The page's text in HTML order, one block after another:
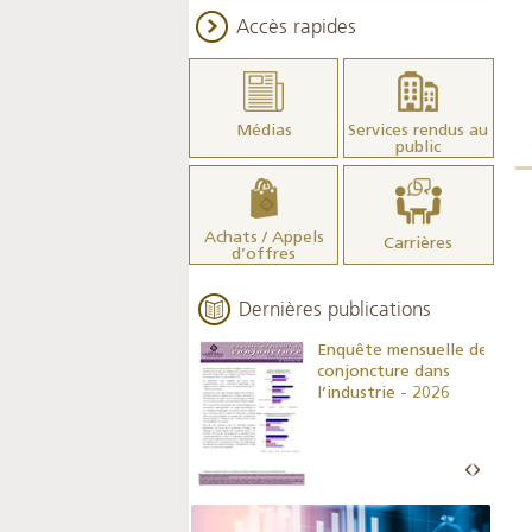
Accès rapides
Médias
Services rendus au
public
Achats / Appels
d’offres
Carrières
Dernières publications
Enquête mensuelle de
conjoncture dans
l’industrie - 2026